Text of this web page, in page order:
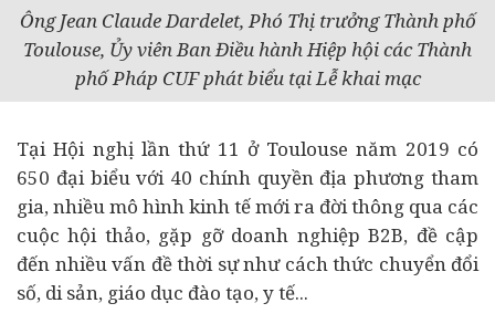
ÔngJean Claude Dardelet,Phó Thị trưởng Thành phố
Toulouse, Ủy viên Ban Điều hành Hiệp hội các Thành
phố Pháp CUF phát biểu tại Lễ khai mạc
Tại Hội nghị lần thứ 11 ở Toulouse năm 2019 có
650 đại biểu với 40 chính quyền địa phương tham
gia, nhiều mô hình kinh tế mới ra đời thông qua các
cuộc hội thảo, gặp gỡ doanh nghiệp B2B, đề cập
đến nhiều vấn đề thời sự như cách thức chuyển đổi
số, di sản, giáo dục đào tạo, y tế...